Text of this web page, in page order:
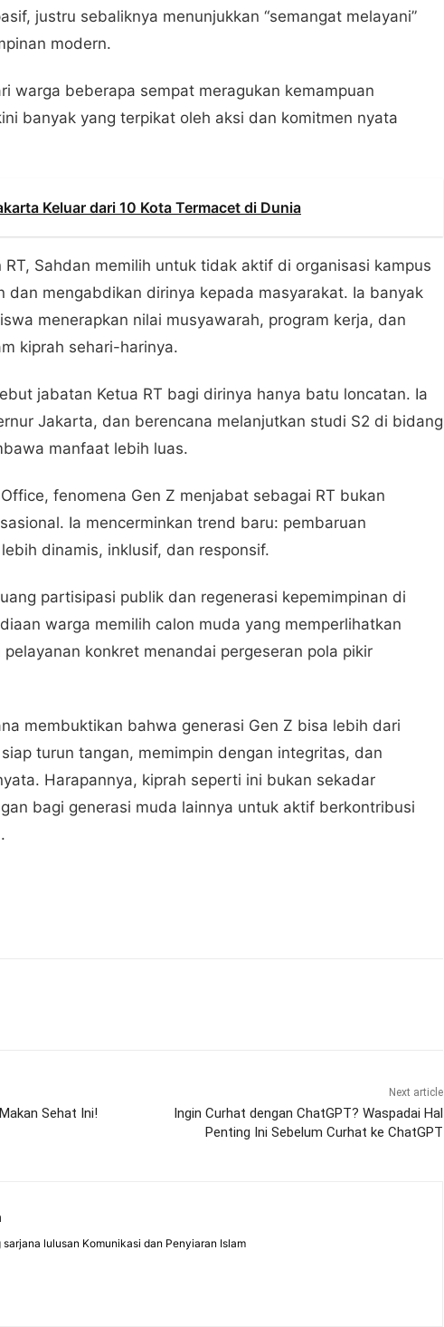
justru sebaliknya menunjukkan “semangat melayani”
modern.
warga beberapa sempat meragukan kemampuan
banyak yang terpikat oleh aksi dan komitmen nyata
Keluar dari 10 Kota Termacet di Dunia
Sahdan memilih untuk tidak aktif di organisasi kampus
dan mengabdikan dirinya kepada masyarakat. Ia banyak
menerapkan nilai musyawarah, program kerja, dan
kiprah sehari-harinya.
jabatan Ketua RT bagi dirinya hanya batu loncatan. Ia
Jakarta, dan berencana melanjutkan studi S2 di bidang
manfaat lebih luas.
fenomena Gen Z menjabat sebagai RT bukan
Ia mencerminkan trend baru: pembaruan
dinamis, inklusif, dan responsif.
partisipasi publik dan regenerasi kepemimpinan di
warga memilih calon muda yang memperlihatkan
konkret menandai pergeseran pola pikir
membuktikan bahwa generasi Gen Z bisa lebih dari
turun tangan, memimpin dengan integritas, dan
Harapannya, kiprah seperti ini bukan sekadar
bagi generasi muda lainnya untuk aktif berkontribusi
Sehat Ini!
Next article
Ingin Curhat dengan ChatGPT? Waspadai Hal
Penting Ini Sebelum Curhat ke ChatGPT
sarjana lulusan Komunikasi dan Penyiaran Islam